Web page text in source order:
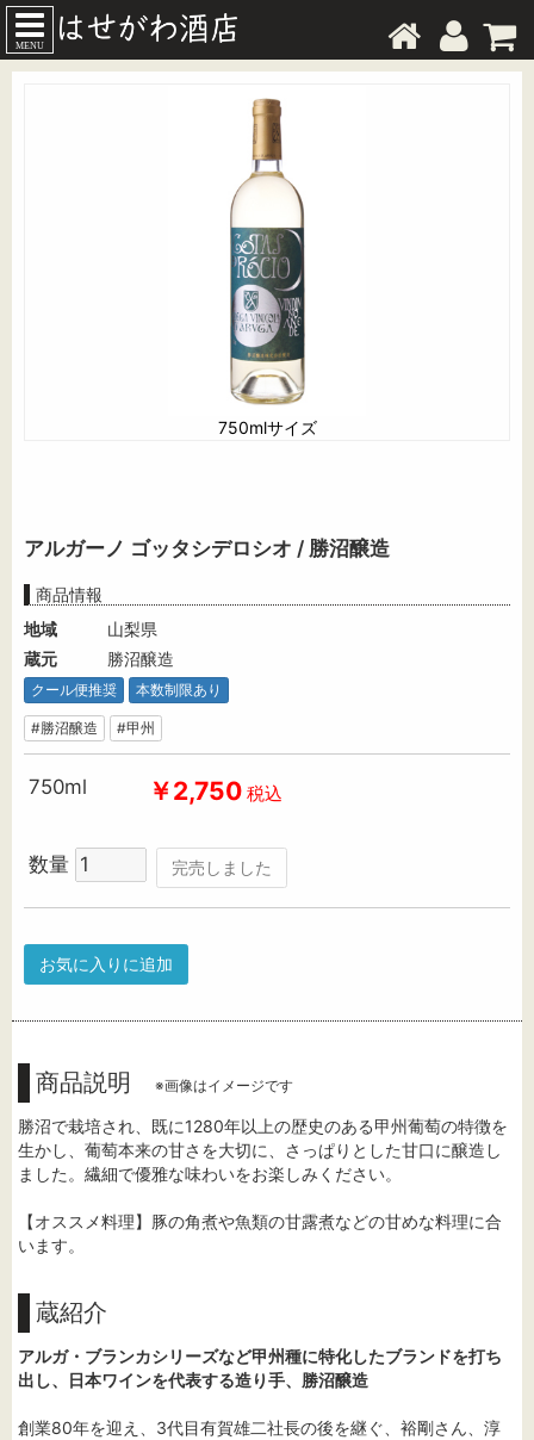
MENU
750mlサイズ
アルガーノ ゴッタシデロシオ / 勝沼醸造
商品情報
地域
山梨県
蔵元
勝沼醸造
クール便推奨 本数制限あり
#勝沼醸造 #甲州
750ml ￥2,750 税込
数量 完売しました
お気に入りに追加
商品説明 ※画像はイメージです
勝沼で栽培され、既に1280年以上の歴史のある甲州葡萄の特徴を
生かし、葡萄本来の甘さを大切に、さっぱりとした甘口に醸造し
ました。繊細で優雅な味わいをお楽しみください。
【オススメ料理】豚の角煮や魚類の甘露煮などの甘めな料理に合
います。
蔵紹介
アルガ・ブランカシリーズなど甲州種に特化したブランドを打ち
出し、日本ワインを代表する造り手、勝沼醸造
創業80年を迎え、3代目有賀雄二社長の後を継ぐ、裕剛さん、淳